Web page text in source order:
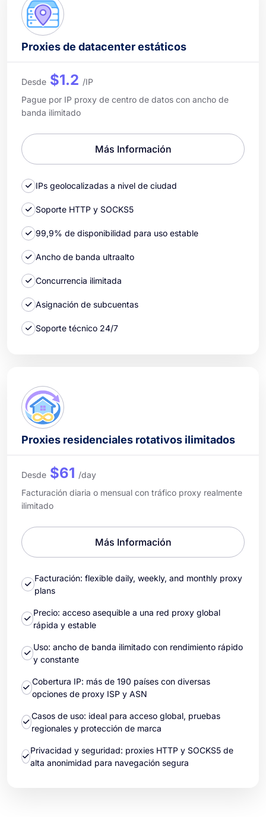
Proxies de datacenter estáticos
Desde $1.2 /IP
Pague por IP proxy de centro de datos con ancho de
banda ilimitado
Más Información
IPs geolocalizadas a nivel de ciudad
Soporte HTTP y SOCKS5
99,9% de disponibilidad para uso estable
Ancho de banda ultraalto
Concurrencia ilimitada
Asignación de subcuentas
Soporte técnico 24/7
Proxies residenciales rotativos ilimitados
Desde $61 /day
Facturación diaria o mensual con tráfico proxy realmente
ilimitado
Más Información
Facturación: flexible daily, weekly, and monthly proxy
plans
Precio: acceso asequible a una red proxy global
rápida y estable
Uso: ancho de banda ilimitado con rendimiento rápido
y constante
Cobertura IP: más de 190 países con diversas
opciones de proxy ISP y ASN
Casos de uso: ideal para acceso global, pruebas
regionales y protección de marca
Privacidad y seguridad: proxies HTTP y SOCKS5 de
alta anonimidad para navegación segura